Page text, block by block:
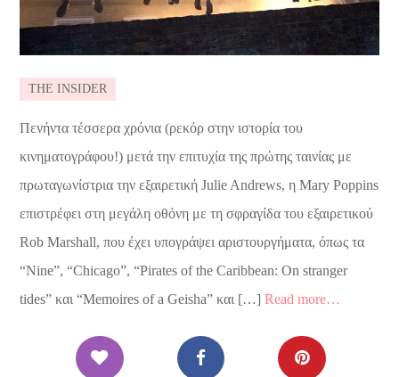
THE INSIDER
Πενήντα τέσσερα χρόνια (ρεκόρ στην ιστορία του
κινηματογράφου!) μετά την επιτυχία της πρώτης ταινίας με
πρωταγωνίστρια την εξαιρετική Julie Andrews, η Mary Poppins
επιστρέφει στη μεγάλη οθόνη με τη σφραγίδα του εξαιρετικού
Rob Marshall, που έχει υπογράψει αριστουργήματα, όπως τα
“Nine”, “Chicago”, “Pirates of the Caribbean: On stranger
tides” και “Memoires of a Geisha” και […]Read more…